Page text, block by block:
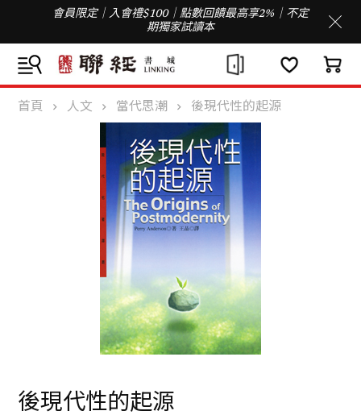
會員限定｜入會禮$100｜點數回饋最高享2%｜不定
期獨家試讀本
首頁 人文 當代思潮 後現代性的起源
後現代性的起源